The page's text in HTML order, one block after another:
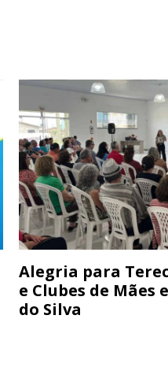
Alegria para
e Clubes de Mães
do Silva